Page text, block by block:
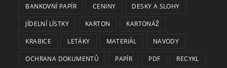
BANKOVNÍ PAPÍR CENINY DESKY A SLOHY
JÍDELNÍ LÍSTKY KARTON KARTONÁŽ
KRABICE LETÁKY MATERIÁL NAVODY
OCHRANA DOKUMENTŮ PAPÍR PDF RECYKL